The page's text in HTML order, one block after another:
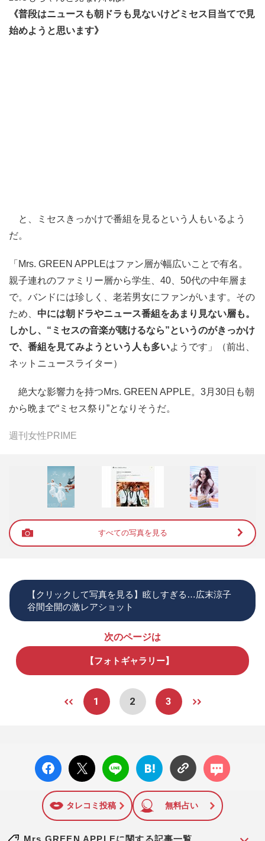
《普段はニュースも朝ドラも見ないけどミセス目当てで見
始めようと思います》
と、ミセスきっかけで番組を見るという人もいるよう
だ。
「Mrs. GREEN APPLEはファン層が幅広いことで有名。
親子連れのファミリー層から学生、40、50代の中年層ま
で。バンドには珍しく、老若男女にファンがいます。その
ため、 中には朝ドラやニュース番組をあまり見ない層も。
しかし、“ミセスの音楽が聴けるなら”というのがきっかけ
で、番組を見てみようという人も多いようです」（前出、
ネットニュースライター）
絶大な影響力を持つMrs. GREEN APPLE。3月30日も朝
から晩まで“ミセス祭り”となりそうだ。
週刊女性PRIME
すべての写真を見る
【クリックして写真を見る】眩しすぎる…広末涼子
谷間全開の激レアショット
次のページは
【フォトギャラリー】
1 2 3
facebo
ok い
X ポス
ト
LINE
はてな
ブック
に追加
コメン
ト
タレコミ投稿 無料占い
Mrs.GREEN APPLEに関する記事一覧